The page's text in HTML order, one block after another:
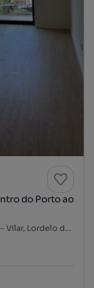
do Porto ao
Rua Boa Hora, Palácio de Cristal - Galiza - Vilar, Lordelo do Ouro e Massarelos, Porto, Porto